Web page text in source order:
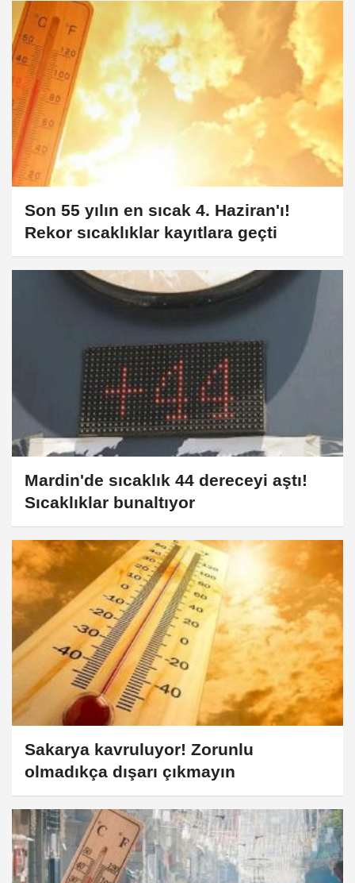
Son 55 yılın en sıcak 4. Haziran'ı!
Rekor sıcaklıklar kayıtlara geçti
Mardin'de sıcaklık 44 dereceyi aştı!
Sıcaklıklar bunaltıyor
Sakarya kavruluyor! Zorunlu
olmadıkça dışarı çıkmayın